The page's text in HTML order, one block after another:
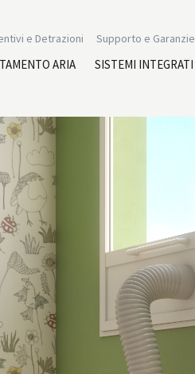
Supporto e Garanzie
e Detrazioni
ARIA SISTEMI INTEGRATI